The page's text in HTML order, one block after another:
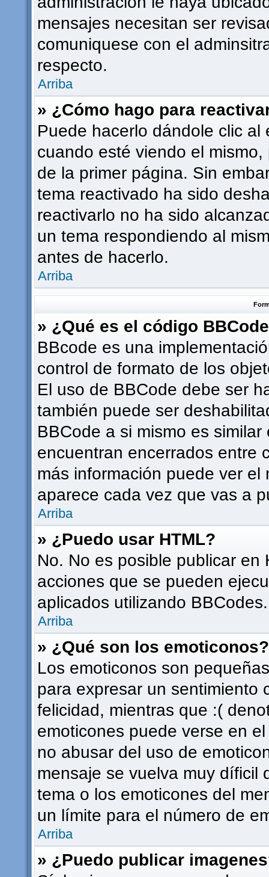
mensajes necesitan ser
comuniquese con el
respecto.
Arriba
» ¿Cómo hago para
Puede hacerlo dándole clic
cuando esté viendo el
de la primer página. Sin
tema reactivado ha sido
reactivarlo no ha sido
un tema respondiendo al
antes de hacerlo.
Arriba
» ¿Qué es el código
BBcode es una
control de formato de los
El uso de BBCode debe ser
también puede ser
BBCode a si mismo es
encuentran encerrados entre
más información puede ver
aparece cada vez que vas a
Arriba
» ¿Puedo usar HTML?
No. No es posible publicar en
acciones que se pueden
aplicados utilizando BBCodes.
Arriba
» ¿Qué son los emoticonos?
Los emoticonos son
para expresar un sentimiento
felicidad, mientras que :(
emoticones puede verse en
no abusar del uso de
mensaje se vuelva muy díficil
tema o los emoticones del
un límite para el número de
Arriba
» ¿Puedo publicar